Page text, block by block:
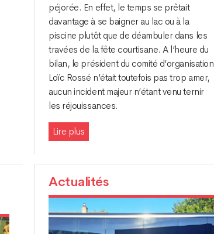
péjorée. En effet, le temps se prêtait
davantage à se baigner au lac ou à la
piscine plutôt que de déambuler dans les
travées de la fête courtisane. A l’heure du
bilan, le président du comité d’organisation
Loïc Rossé n’était toutefois pas trop amer,
aucun incident majeur n’étant venu ternir
les réjouissances.
Lire plus
Actualités